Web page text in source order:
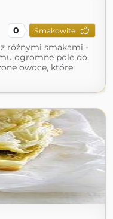
0 Smakowite
różnymi smakami -
ogromne pole do
owoce, które